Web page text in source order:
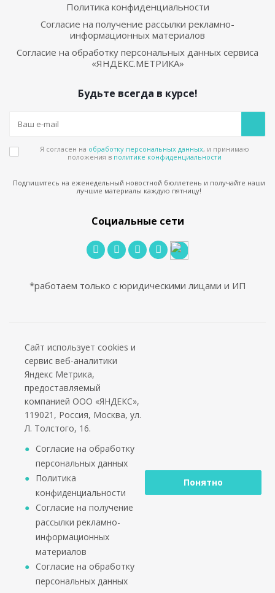
Политика конфиденциальности
Согласие на получение рассылки рекламно-
информационных материалов
Согласие на обработку персональных данных сервиса
«ЯНДЕКС.МЕТРИКА»
Будьте всегда в курсе!
Я согласен на обработку персональных данных, и принимаю
положения в политике конфиденциальности
Подпишитесь на еженедельный новостной бюллетень и получайте наши
лучшие материалы каждую пятницу!
Социальные сети
*работаем только с юридическими лицами и ИП
2002 - 2026 © PuntoGroup - производитель городской
Производитель имеет право вносить изменения в
техническую документацию с минимальными
изменениями во внешнем виде продукта.
ООО «Алюдеко-К» ИНН 4401028410 ОГРН
Сайт использует cookies и
сервис веб-аналитики
Яндекс Метрика,
предоставляемый
компанией ООО «ЯНДЕКС»,
119021, Россия, Москва, ул.
Л. Толстого, 16.
Согласие на обработку
персональных данных
Политика
конфиденциальности
Согласие на получение
рассылки рекламно-
информационных
материалов
Согласие на обработку
персональных данных
Понятно